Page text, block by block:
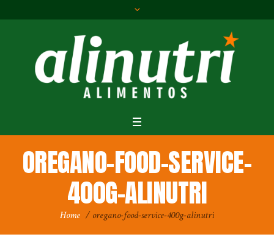
OREGANO-FOOD-SERVICE-
400G-ALINUTRI
Home /oregano-food-service-400g-alinutri